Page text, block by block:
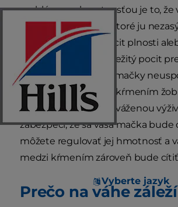
Vyberte jazyk
problémov s hmotnosťou je to, že
konzumuje krmivo, ktoré ju
„sýtosť“ znamená pocit plnosti
spokojnosti. Je to dôležitý pocit
ľudí. Ak krmivo vašej mačky
bude obvykle medzi kŕmením
pochúťky. Avšak, s vyváženou
zabezpečí, že sa vaša mačka bude
môžete regulovať jej hmotnosť a
medzi kŕmením zároveň bude
Prečo na váhe záleží